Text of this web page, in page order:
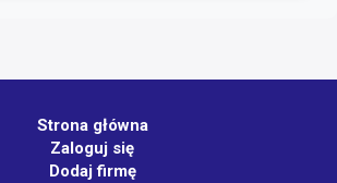
Strona główna
Zaloguj się
Dodaj firmę